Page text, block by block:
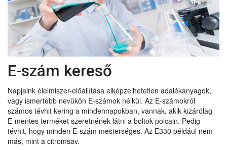
E-szám kereső
Napjaink élelmiszer-előállítása elképzelhetetlen adalékanyagok,
vagy ismertebb nevükön E-számok nélkül. Az E-számokról
számos tévhit kering a mindennapokban, vannak, akik kizárólag
E-mentes terméket szeretnének látni a boltok polcain. Pedig
tévhit, hogy minden E-szám mesterséges. Az E330 például nem
más, mint a citromsav.